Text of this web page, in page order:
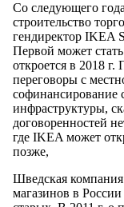
Со следующего
строительство
гендиректор IKEA
Первой может
откроется в 2018
переговоры с
софинансирование
инфраструктуры,
договоренностей
где IKEA может
позже,
Шведская
магазинов в